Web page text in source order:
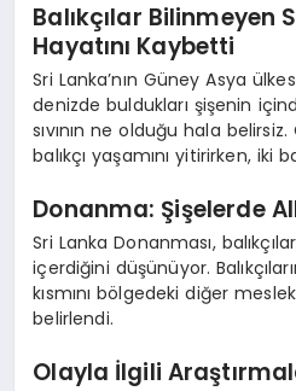
Balıkçılar Bilinmeyen
Hayatını Kaybetti
Sri Lanka’nın Güney Asya
denizde buldukları şişenin
sıvının ne olduğu hala
balıkçı yaşamını yitirirken, iki
Donanma: Şişelerde
Sri Lanka Donanması,
içerdiğini düşünüyor.
kısmını bölgedeki diğer
belirlendi.
Olayla İlgili